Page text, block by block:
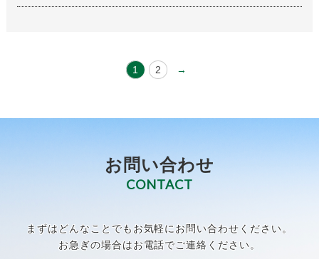
1 2 →
お問い合わせ
CONTACT
まずはどんなことでもお気軽にお問い合わせください。
お急ぎの場合はお電話でご連絡ください。